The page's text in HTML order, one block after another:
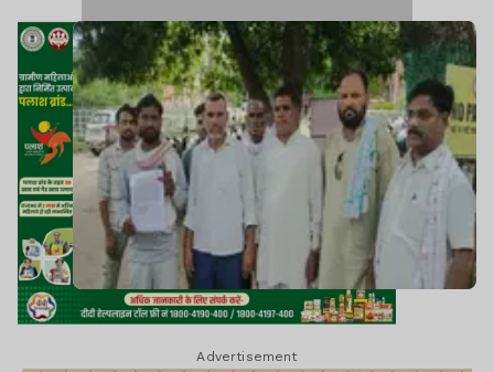
Advertisement